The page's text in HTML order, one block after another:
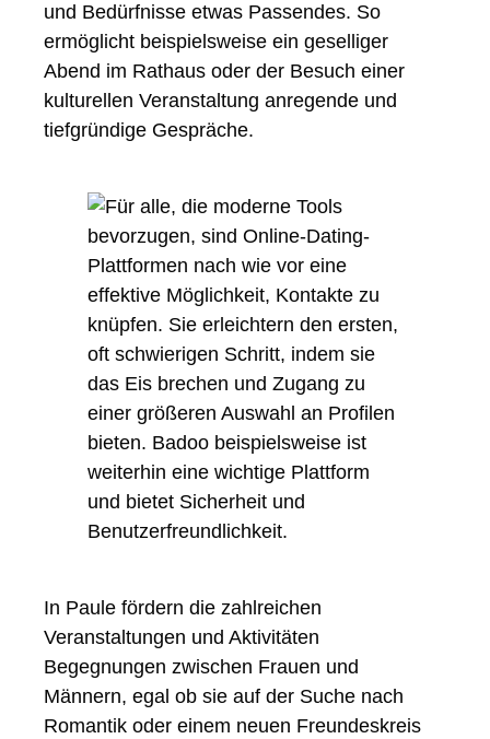
und Bedürfnisse etwas Passendes. So
ermöglicht beispielsweise ein geselliger
Abend im Rathaus oder der Besuch einer
kulturellen Veranstaltung anregende und
tiefgründige Gespräche.
In Paule fördern die zahlreichen
Veranstaltungen und Aktivitäten
Begegnungen zwischen Frauen und
Männern, egal ob sie auf der Suche nach
Romantik oder einem neuen Freundeskreis